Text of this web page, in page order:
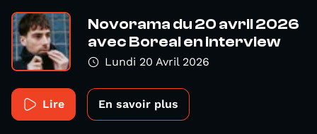
Novorama du 20 avril 2026
avec Boreal en interview
Lundi 20 Avril 2026
Lire En savoir plus